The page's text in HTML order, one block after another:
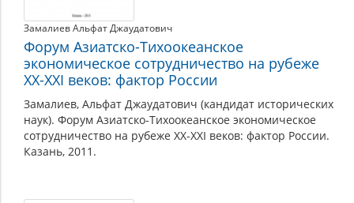
Замалиев Альфат Джаудатович
Форум Азиатско-Тихоокеанское
экономическое сотрудничество на рубеже
XX-XXI веков: фактор России
Замалиев, Альфат Джаудатович (кандидат исторических
наук). Форум Азиатско-Тихоокеанское экономическое
сотрудничество на рубеже XX-XXI веков: фактор России.
Казань, 2011.